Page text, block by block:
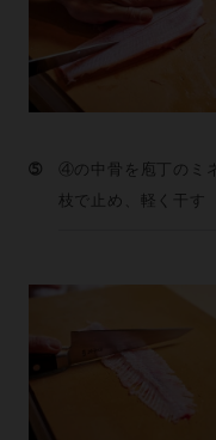
➄
④の中骨を庖丁のミ
枝で止め、軽く干す